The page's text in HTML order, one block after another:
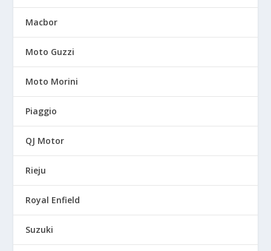
Macbor
Moto Guzzi
Moto Morini
Piaggio
QJ Motor
Rieju
Royal Enfield
Suzuki